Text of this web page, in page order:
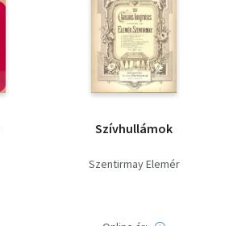
Szívhullámok
Szentirmay Elemér